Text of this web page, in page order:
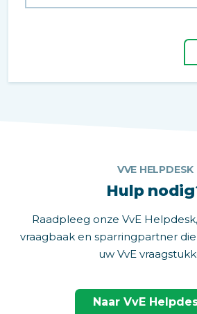
VVE HELPDESK
Hulp
Raadpleeg onze VvE
vraagbaak en sparringpartner
uw VvE
Naar VvE